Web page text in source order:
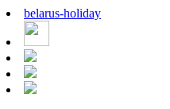
belarus-holiday